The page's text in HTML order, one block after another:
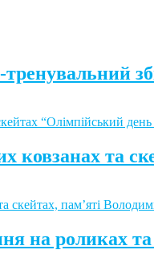
ковзанах та
на роликах